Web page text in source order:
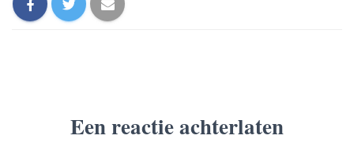
Een reactie achterlaten